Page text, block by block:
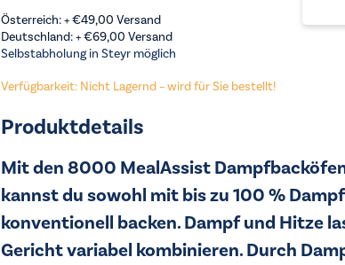
Österreich: +€49,00 Versand
Deutschland: +€69,00 Versand
Selbstabholung in Steyr möglich
Verfügbarkeit: Nicht Lagernd – wird für Sie bestellt!
Produktdetails
Mit den 8000 MealAssist
kannst du sowohl mit bis zu 100 %
konventionell backen. Dampf und Hitze
Gericht variabel kombinieren. Durch